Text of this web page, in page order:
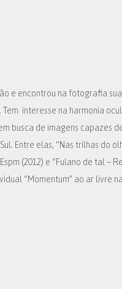
e encontrou na fotografia
interesse na harmonia
busca de imagens capazes
Entre elas, “Nas trilhas do
(2012) e “Fulano de tal –
“Momentum” ao ar livre